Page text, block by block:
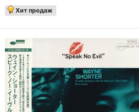
Фредди Хаббард, труба; Джеймс
саксофон; Уэйн Шортер, тенор-
Хит продаж